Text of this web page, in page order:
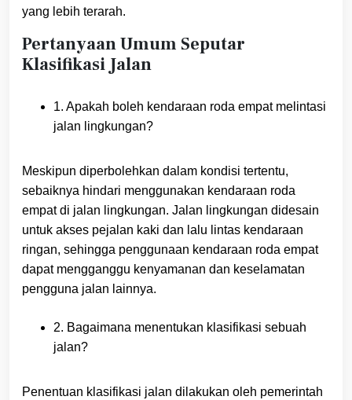
yang lebih terarah.
Pertanyaan Umum Seputar
Klasifikasi Jalan
1. Apakah boleh kendaraan roda empat melintasi
jalan lingkungan?
Meskipun diperbolehkan dalam kondisi tertentu,
sebaiknya hindari menggunakan kendaraan roda
empat di jalan lingkungan. Jalan lingkungan didesain
untuk akses pejalan kaki dan lalu lintas kendaraan
ringan, sehingga penggunaan kendaraan roda empat
dapat mengganggu kenyamanan dan keselamatan
pengguna jalan lainnya.
2. Bagaimana menentukan klasifikasi sebuah
jalan?
Penentuan klasifikasi jalan dilakukan oleh pemerintah